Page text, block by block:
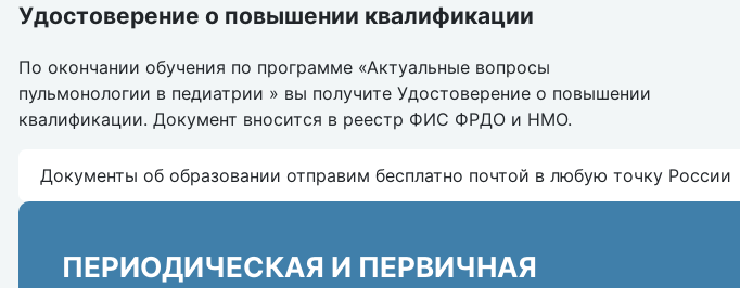
Удостоверение о повышении квалификации
По окончании обучения по программе «Актуальные вопросы
пульмонологии в педиатрии » вы получите Удостоверение о повышении
квалификации. Документ вносится в реестр ФИС ФРДО и НМО.
Документы об образовании отправим бесплатно почтой в любую точку России
ПЕРИОДИЧЕСКАЯ И ПЕРВИЧНАЯ